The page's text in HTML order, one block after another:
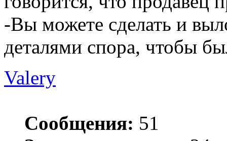
-Вы можете сделать и
деталями спора, чтобы
Valery
Сообщения: 51